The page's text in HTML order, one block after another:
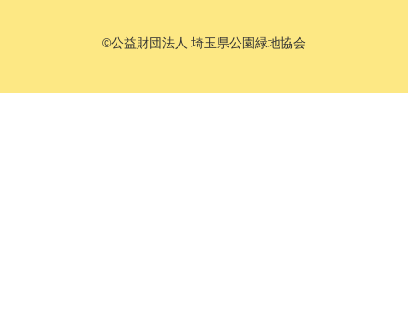
©公益財団法人 埼玉県公園緑地協会